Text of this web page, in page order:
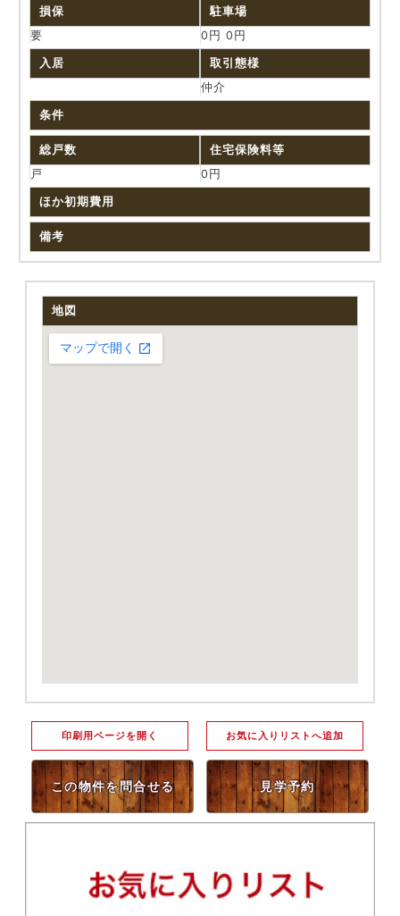
損保
要
駐車場
0円 0円
入居
取引態様
仲介
条件
総戸数
戸
住宅保険料等
0円
ほか初期費用
備考
地図
印刷用ページを開く お気に入りリストへ追加
この物件を問合せる 見学予約